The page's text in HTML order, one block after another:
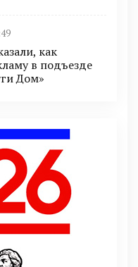
как
в подъезде
Дом»